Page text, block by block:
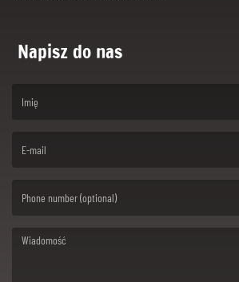
Napisz do nas